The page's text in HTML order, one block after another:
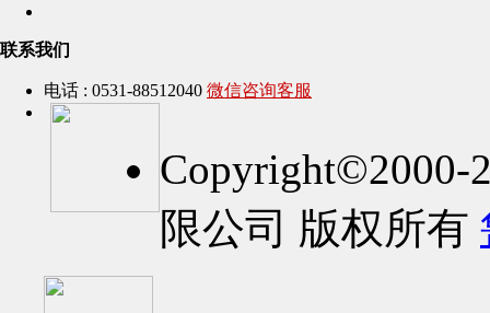
联系我们
电话 : 0531-88512040 微信咨询客服
Copyright©2000-
限公司 版权所有